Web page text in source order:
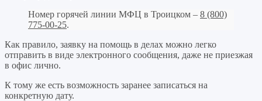
Номер горячей линии МФЦ в Троицком – 8 (800)
775-00-25.
Как правило, заявку на помощь в делах можно легко
отправить в виде электронного сообщения, даже не приезжая
в офис лично.
К тому же есть возможность заранее записаться на
конкретную дату.